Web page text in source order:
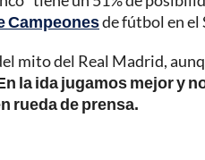
Campeonesde fútbol en el
mito del Real Madrid,
la ida jugamos mejor y
rueda de prensa.